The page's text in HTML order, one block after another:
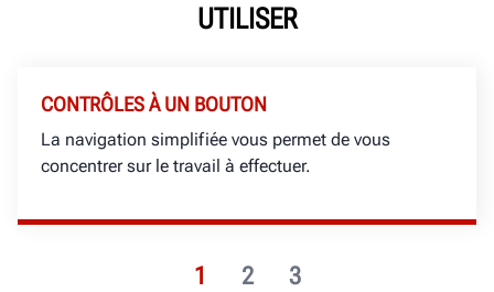
UTILISER
1 2 3
CONTRÔLES À UN BOUTON
La navigation simplifiée vous permet de vous
concentrer sur le travail à effectuer.